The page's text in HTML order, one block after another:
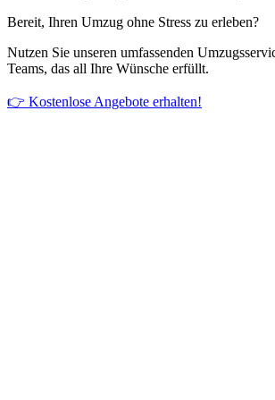
Bereit, Ihren Umzug ohne Stress zu erleben?
Nutzen Sie unseren umfassenden
Teams, das all Ihre Wünsche erfüllt.
👉 Kostenlose Angebote erhalten!